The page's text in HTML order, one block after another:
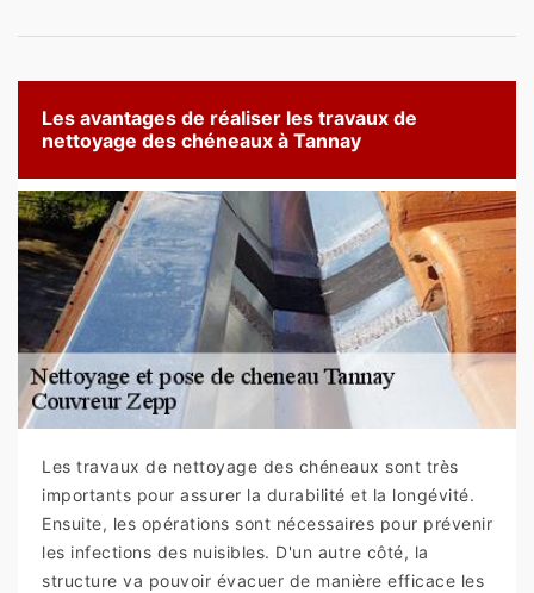
Les avantages de réaliser les travaux de
nettoyage des chéneaux à Tannay
Les travaux de nettoyage des chéneaux sont très
importants pour assurer la durabilité et la longévité.
Ensuite, les opérations sont nécessaires pour prévenir
les infections des nuisibles. D'un autre côté, la
structure va pouvoir évacuer de manière efficace les